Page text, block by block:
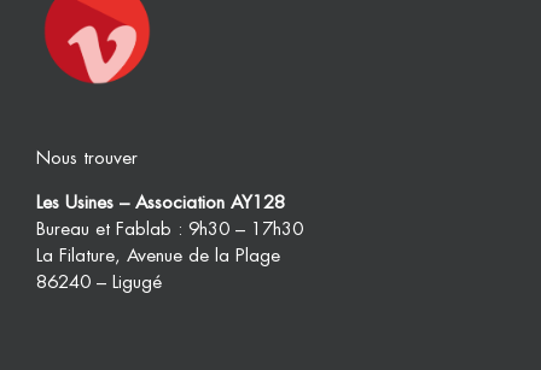
Nous trouver
Les Usines – Association AY128
Bureau et Fablab : 9h30 – 17h30
La Filature, Avenue de la Plage
86240 – Ligugé